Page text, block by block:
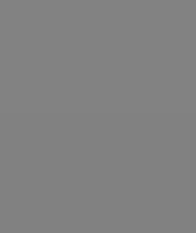
das Zentrum der bayerischen
zählen unter anderem der
ist für jeden Geschmack etwas dabei. Ob
Augsburg sind Sie in 50 Minuten bei uns.
Weiterbildungen für Ihr IT-Know-how. Mit
Sie in unserer